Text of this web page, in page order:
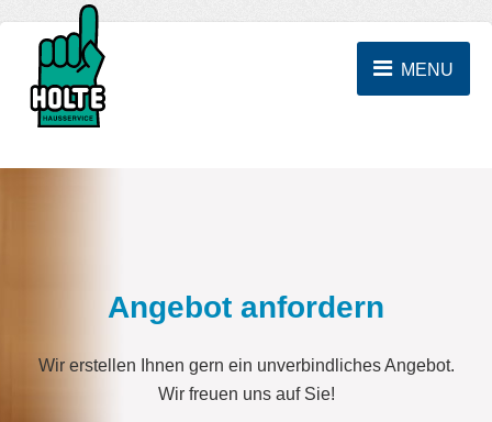
MENU
Angebot anfordern
Wir erstellen Ihnen gern ein unverbindliches Angebot.
Wir freuen uns auf Sie!